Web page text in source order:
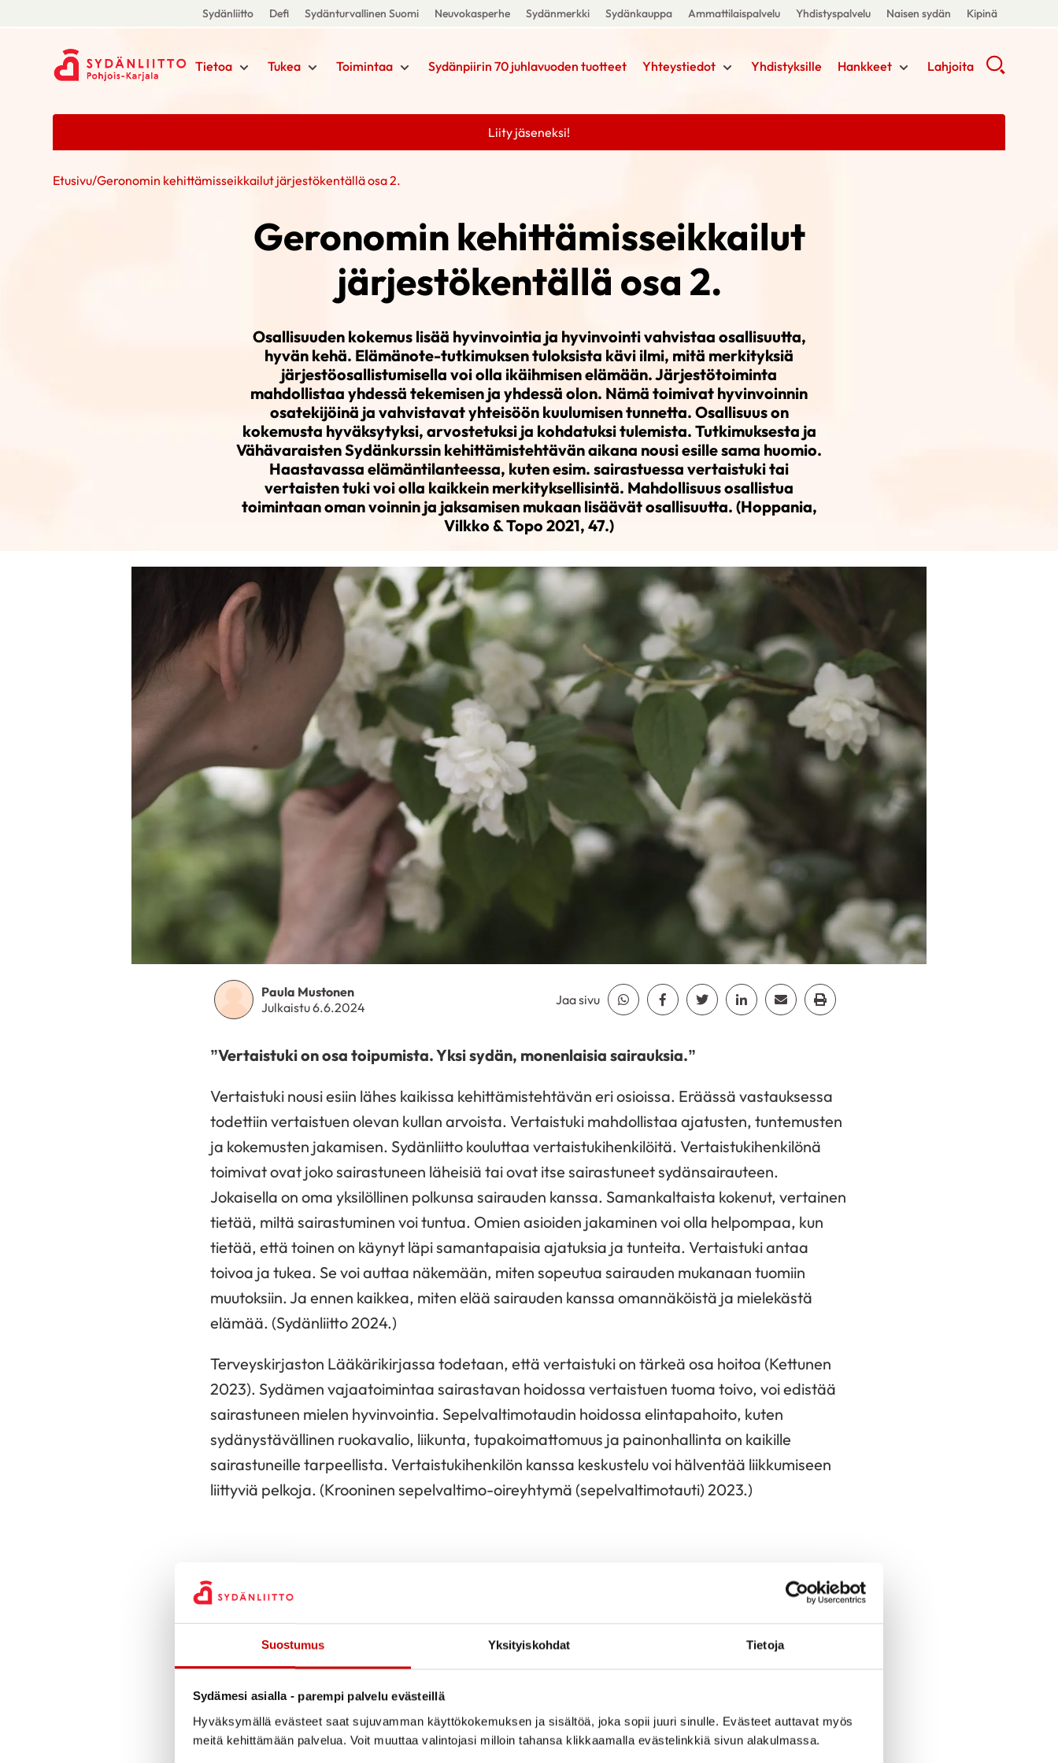
Suostumus Yksityiskohdat Tietoja
Sydämesi asialla - parempi palvelu evästeillä
Hyväksymällä evästeet saat sujuvamman käyttökokemuksen ja sisältöä, joka sopii juuri sinulle. Evästeet auttavat myös
meitä kehittämään palvelua. Voit muuttaa valintojasi milloin tahansa klikkaamalla evästelinkkiä sivun alakulmassa.
Sydänliitto Defi Sydänturvallinen Suomi Neuvokasperhe Sydänmerkki Sydänkauppa Ammattilaispalvelu Yhdistyspalvelu Naisen sydän Kipinä
Tietoa Tukea Toimintaa Sydänpiirin 70 juhlavuoden tuotteet Yhteystiedot Yhdistyksille Hankkeet Lahjoita
Liity jäseneksi!
Etusivu/Geronomin kehittämisseikkailut järjestökentällä osa 2.
Geronomin kehittämisseikkailut
järjestökentällä osa 2.
Osallisuuden kokemus lisää hyvinvointia ja hyvinvointi vahvistaa osallisuutta,
hyvän kehä. Elämänote-tutkimuksen tuloksista kävi ilmi, mitä merkityksiä
järjestöosallistumisella voi olla ikäihmisen elämään. Järjestötoiminta
mahdollistaa yhdessä tekemisen ja yhdessä olon. Nämä toimivat hyvinvoinnin
osatekijöinä ja vahvistavat yhteisöön kuulumisen tunnetta. Osallisuus on
kokemusta hyväksytyksi, arvostetuksi ja kohdatuksi tulemista. Tutkimuksesta ja
Vähävaraisten Sydänkurssin kehittämistehtävän aikana nousi esille sama huomio.
Haastavassa elämäntilanteessa, kuten esim. sairastuessa vertaistuki tai
vertaisten tuki voi olla kaikkein merkityksellisintä. Mahdollisuus osallistua
toimintaan oman voinnin ja jaksamisen mukaan lisäävät osallisuutta. (Hoppania,
Vilkko & Topo 2021, 47.)
Paula Mustonen
Julkaistu 6.6.2024
Jaa sivu Jaa Whatsapp
Jaa Facebook
Jaa TwitterJaa LinkedinJaa EmailJaa Print
”Vertaistuki on osa toipumista. Yksi sydän, monenlaisia sairauksia.”
Vertaistuki nousi esiin lähes kaikissa kehittämistehtävän eri osioissa. Eräässä vastauksessa
todettiin vertaistuen olevan kullan arvoista. Vertaistuki mahdollistaa ajatusten, tuntemusten
ja kokemusten jakamisen. Sydänliitto kouluttaa vertaistukihenkilöitä. Vertaistukihenkilönä
toimivat ovat joko sairastuneen läheisiä tai ovat itse sairastuneet sydänsairauteen.
Jokaisella on oma yksilöllinen polkunsa sairauden kanssa. Samankaltaista kokenut, vertainen
tietää, miltä sairastuminen voi tuntua. Omien asioiden jakaminen voi olla helpompaa, kun
tietää, että toinen on käynyt läpi samantapaisia ajatuksia ja tunteita. Vertaistuki antaa
toivoa ja tukea. Se voi auttaa näkemään, miten sopeutua sairauden mukanaan tuomiin
muutoksiin. Ja ennen kaikkea, miten elää sairauden kanssa omannäköistä ja mielekästä
elämää. (Sydänliitto 2024.)
Terveyskirjaston Lääkärikirjassa todetaan, että vertaistuki on tärkeä osa hoitoa (Kettunen
2023). Sydämen vajaatoimintaa sairastavan hoidossa vertaistuen tuoma toivo, voi edistää
sairastuneen mielen hyvinvointia. Sepelvaltimotaudin hoidossa elintapahoito, kuten
sydänystävällinen ruokavalio, liikunta, tupakoimattomuus ja painonhallinta on kaikille
sairastuneille tarpeellista. Vertaistukihenkilön kanssa keskustelu voi hälventää liikkumiseen
liittyviä pelkoja. (Krooninen sepelvaltimo-oireyhtymä (sepelvaltimotauti) 2023.)
Porinapöytien tuotosten avulla. Lisäksi on hyödynnetty Sydänliiton palautekyselyn
vastauksia, keskusteluja ja tehtyjä havaintoja kurssin ajalta. Sydänliiton palautekyselyn
perusteella kurssi sai kokonaisarvosanaksi kurssilaisilta 4,42 asteikoilla 1–5. Kokonaisuutena
suurin osa kurssilaisista olivat erittäin tyytyväisiä kurssiin. Kurssilaisten laatimat toiveet ja
tavoitteet kurssin ensimmäisenä päivänä tulivat tulosten mukaan suurimmalta osalta